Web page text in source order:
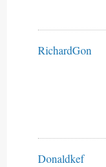
RichardGon
Donaldkef